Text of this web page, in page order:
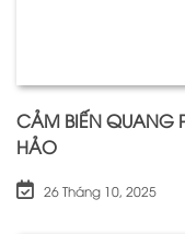
CẢM BIẾN QUANG
HẢO
26 Tháng 10, 2025